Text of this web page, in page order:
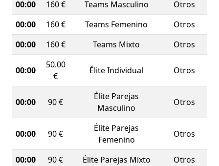
00:00 160 € Teams Masculino
Otros
00:00
160 € Teams Femenino
Otros
00:00
160 € Teams Mixto Otros
00:00
50.00
€
Élite Individual Otros
00:00 90 €
Élite Parejas
Masculino
Otros
00:00 90 €
Élite Parejas
Femenino
Otros
00:00 90 € Élite Parejas Mixto Otros